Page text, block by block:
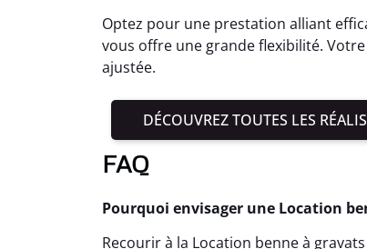
Optez pour une prestation alliant
vous offre une grande flexibilité.
ajustée.
DÉCOUVREZ TOUTES LES
FAQ
Pourquoi envisager une Location
Recourir à la Location benne à